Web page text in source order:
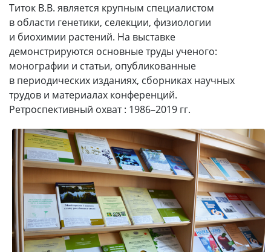
Титок В.В. является крупным специалистом
в области генетики, селекции, физиологии
и биохимии растений. На выставке
демонстрируются основные труды ученого:
монографии и статьи, опубликованные
в периодических изданиях, сборниках научных
трудов и материалах конференций.
Ретроспективный охват : 1986–2019 гг.